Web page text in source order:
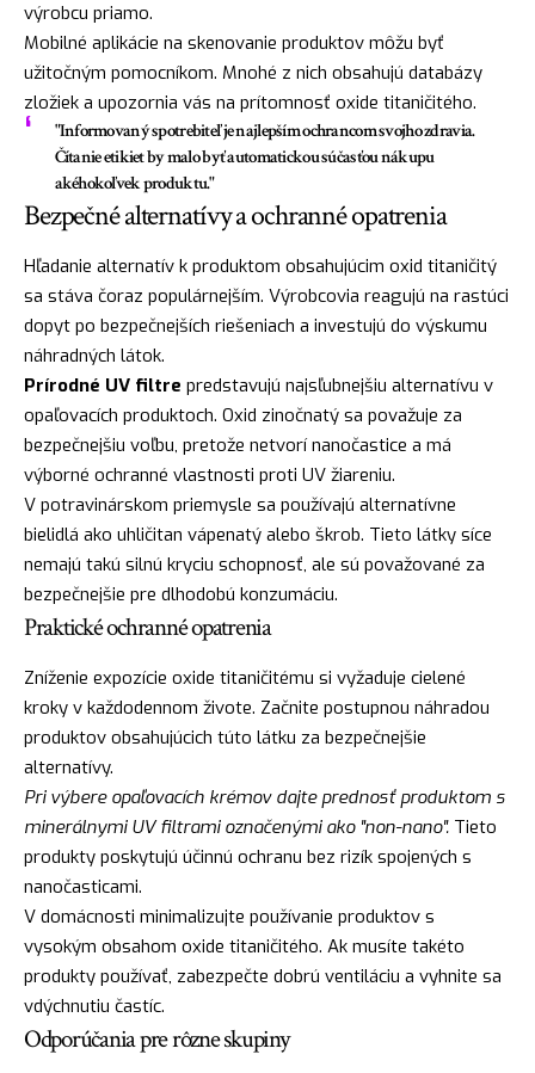
výrobcu priamo.
Mobilné aplikácie na skenovanie produktov môžu byť
užitočným pomocníkom. Mnohé z nich obsahujú databázy
zložiek a upozornia vás na prítomnosť oxide titaničitého.
"Informovaný spotrebiteľ je najlepším ochrancom svojho zdravia.
Čítanie etikiet by malo byť automatickou súčasťou nákupu
akéhokoľvek produktu."
Bezpečné alternatívy a ochranné opatrenia
Hľadanie alternatív k produktom obsahujúcim oxid titaničitý
sa stáva čoraz populárnejším. Výrobcovia reagujú na rastúci
dopyt po bezpečnejších riešeniach a investujú do výskumu
náhradných látok.
Prírodné UV filtre predstavujú najsľubnejšiu alternatívu v
opaľovacích produktoch. Oxid zinočnatý sa považuje za
bezpečnejšiu voľbu, pretože netvorí nanočastice a má
výborné ochranné vlastnosti proti UV žiareniu.
V potravinárskom priemysle sa používajú alternatívne
bielidlá ako uhličitan vápenatý alebo škrob. Tieto látky síce
nemajú takú silnú kryciu schopnosť, ale sú považované za
bezpečnejšie pre dlhodobú konzumáciu.
Praktické ochranné opatrenia
Zníženie expozície oxide titaničitému si vyžaduje cielené
kroky v každodennom živote. Začnite postupnou náhradou
produktov obsahujúcich túto látku za bezpečnejšie
alternatívy.
Pri výbere opaľovacích krémov dajte prednosť produktom s
minerálnymi UV filtrami označenými ako "non-nano". Tieto
produkty poskytujú účinnú ochranu bez rizík spojených s
nanočasticami.
V domácnosti minimalizujte používanie produktov s
vysokým obsahom oxide titaničitého. Ak musíte takéto
produkty používať, zabezpečte dobrú ventiláciu a vyhnite sa
vdýchnutiu častíc.
Odporúčania pre rôzne skupiny